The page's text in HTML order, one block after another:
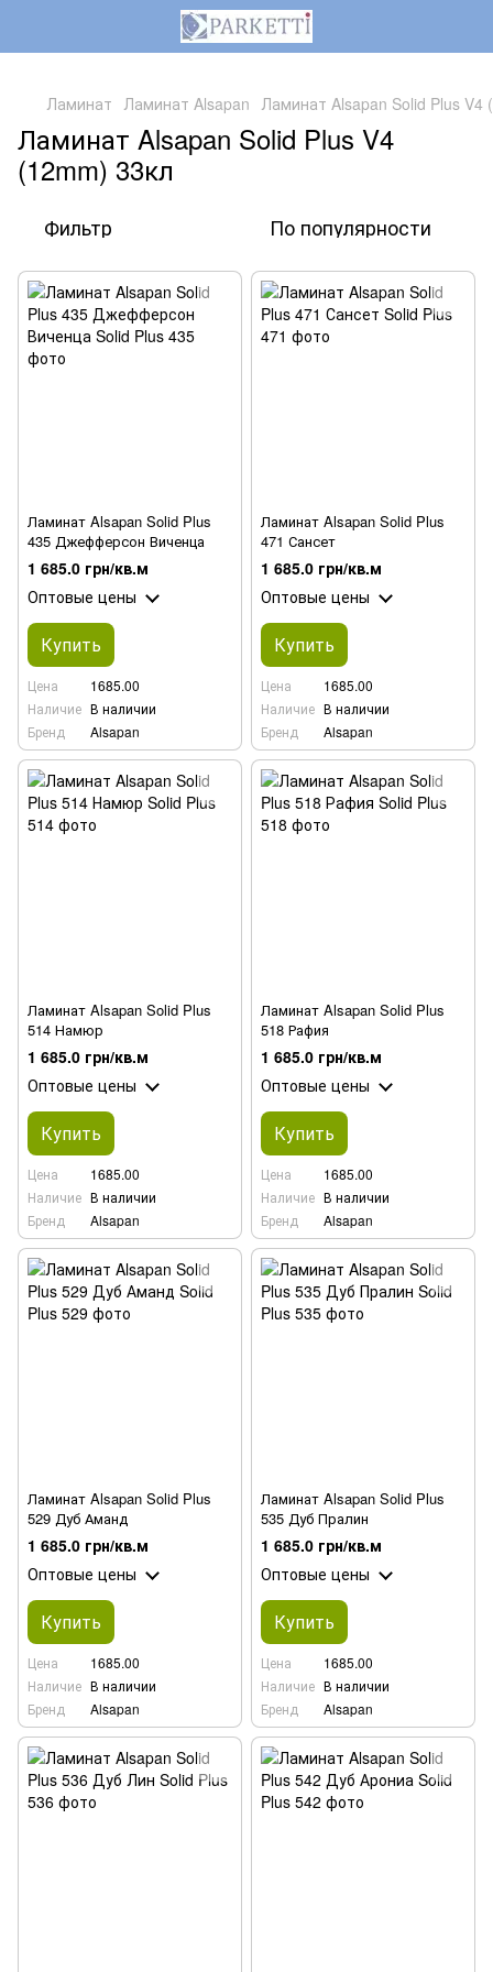
Ламинат Ламинат Alsapan Ламинат Alsapan Solid Plus V4
Ламинат Alsapan Solid Plus V4
(12mm) 33кл
Фильтр По популярности
Ламинат Alsapan Solid Plus
435 Джефферсон Виченца
1 685.0 грн/кв.м
Оптовые цены
Купить
Цена
1685.00
Наличие В наличии
Бренд
Alsapan
Ламинат Alsapan Solid Plus
471 Сансет
1 685.0 грн/кв.м
Оптовые цены
Купить
Цена
1685.00
Наличие В наличии
Бренд
Alsapan
Ламинат Alsapan Solid Plus
514 Намюр
1 685.0 грн/кв.м
Оптовые цены
Купить
Цена
1685.00
Наличие В наличии
Бренд
Alsapan
Ламинат Alsapan Solid Plus
518 Рафия
1 685.0 грн/кв.м
Оптовые цены
Купить
Цена
1685.00
Наличие В наличии
Бренд
Alsapan
Ламинат Alsapan Solid Plus
529 Дуб Аманд
1 685.0 грн/кв.м
Оптовые цены
Купить
Цена
1685.00
Наличие В наличии
Бренд
Alsapan
Ламинат Alsapan Solid Plus
535 Дуб Пралин
1 685.0 грн/кв.м
Оптовые цены
Купить
Цена
1685.00
Наличие В наличии
Бренд
Alsapan